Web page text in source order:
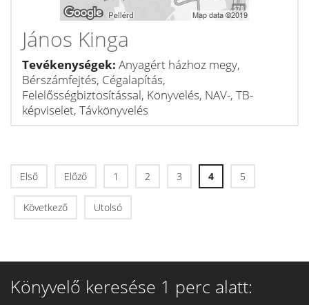
János Kinga
Tevékenységek: Anyagért házhoz megy,
Bérszámfejtés, Cégalapítás,
Felelősségbiztosítással, Könyvelés, NAV-, TB-
képviselet, Távkönyvelés
Első Előző 1 2 3 4 5
Következő Utolsó
Könyvelő keresése 1 perc alatt: